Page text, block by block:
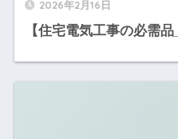
2026年2月16日
【住宅電気工事の必需